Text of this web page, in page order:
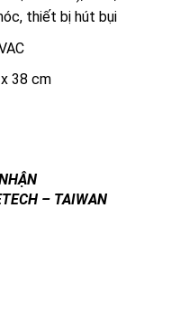
thiết bị hút bụi
38 cm
– TAIWAN